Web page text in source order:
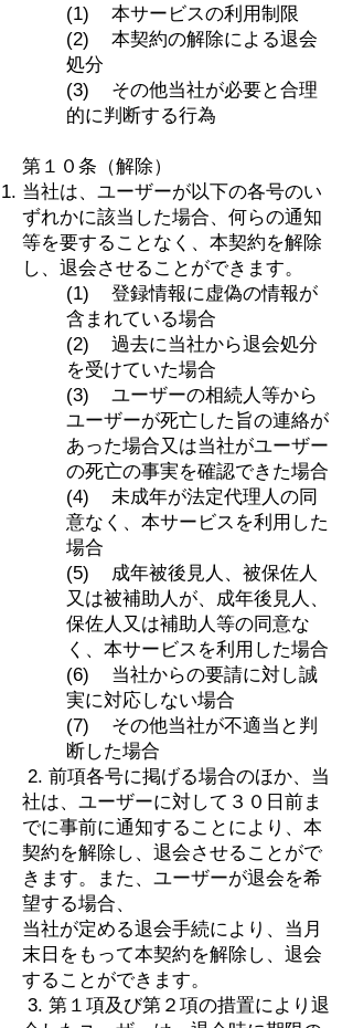
(1) 本サービスの利用制限
(2) 本契約の解除による退会
処分
(3) その他当社が必要と合理
的に判断する行為
第１０条（解除）
当社は、ユーザーが以下の各号のい
ずれかに該当した場合、何らの通知
等を要することなく、本契約を解除
し、退会させることができます。
​(1) 登録情報に虚偽の情報が
含まれている場合
(2) 過去に当社から退会処分
を受けていた場合
(3) ユーザーの相続人等から
ユーザーが死亡した旨の連絡が
あった場合又は当社がユーザー
の死亡の事実を確認できた場合
(4) 未成年が法定代理人の同
意なく、本サービスを利用した
場合
(5) 成年被後見人、被保佐人
又は被補助人が、成年後見人、
保佐人又は補助人等の同意な
く、本サービスを利用した場合
(6) 当社からの要請に対し誠
実に対応しない場合
(7) その他当社が不適当と判
断した場合
2. 前項各号に掲げる場合のほか、当
社は、ユーザーに対して３０日前ま
でに事前に通知することにより、本
契約を解除し、退会させることがで
きます。また、ユーザーが退会を希
望する場合、
当社が定める退会手続により、当月
末日をもって本契約を解除し、退会
することができます。
3. 第１項及び第２項の措置により退